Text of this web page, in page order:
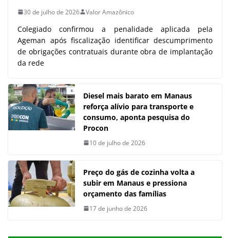
30 de julho de 2026 Valor Amazônico
Colegiado confirmou a penalidade aplicada pela
Ageman após fiscalização identificar descumprimento
de obrigações contratuais durante obra de implantação
da rede
Diesel mais barato em Manaus
reforça alívio para transporte e
consumo, aponta pesquisa do
Procon
10 de julho de 2026
Preço do gás de cozinha volta a
subir em Manaus e pressiona
orçamento das famílias
17 de junho de 2026